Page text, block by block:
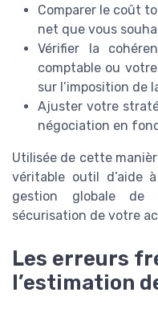
Comparer le coût
net que vous
Vérifier la
comptable ou
sur l’imposition de
Ajuster votre
négociation en
Utilisée de cette
véritable outil d’aide
gestion globale
sécurisation de votre
Les erreurs
l’estimation